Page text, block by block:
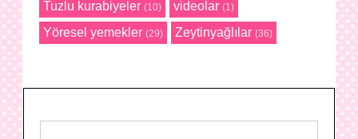
Tuzlu kurabiyeler (10) videolar (1)
Yöresel yemekler (29) Zeytinyağlılar (36)